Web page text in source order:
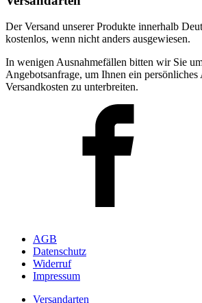
Der Versand unserer Produkte innerhalb
kostenlos, wenn nicht anders ausgewiesen.
In wenigen Ausnahmefällen bitten wir Sie
Angebotsanfrage, um Ihnen ein persönliches
Versandkosten zu unterbreiten.
AGB
Datenschutz
Widerruf
Impressum
Versandarten